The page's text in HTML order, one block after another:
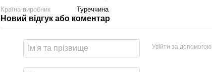
Країна виробник
Туреччина
Новий відгук або коментар
Увійти за допомогою